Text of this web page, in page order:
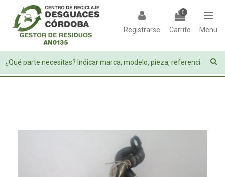
Registrarse
0
Carrito Menu